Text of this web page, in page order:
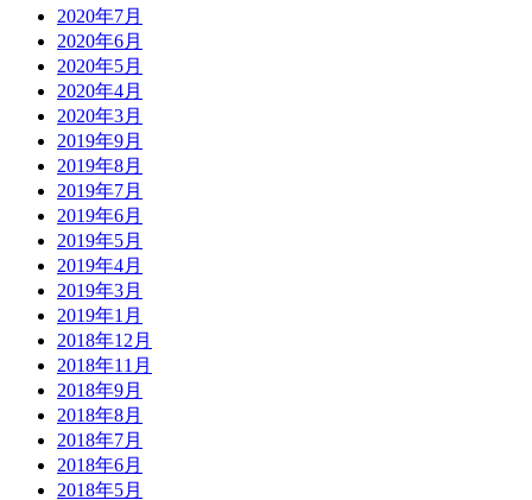
2020年7月
2020年6月
2020年5月
2020年4月
2020年3月
2019年9月
2019年8月
2019年7月
2019年6月
2019年5月
2019年4月
2019年3月
2019年1月
2018年12月
2018年11月
2018年9月
2018年8月
2018年7月
2018年6月
2018年5月